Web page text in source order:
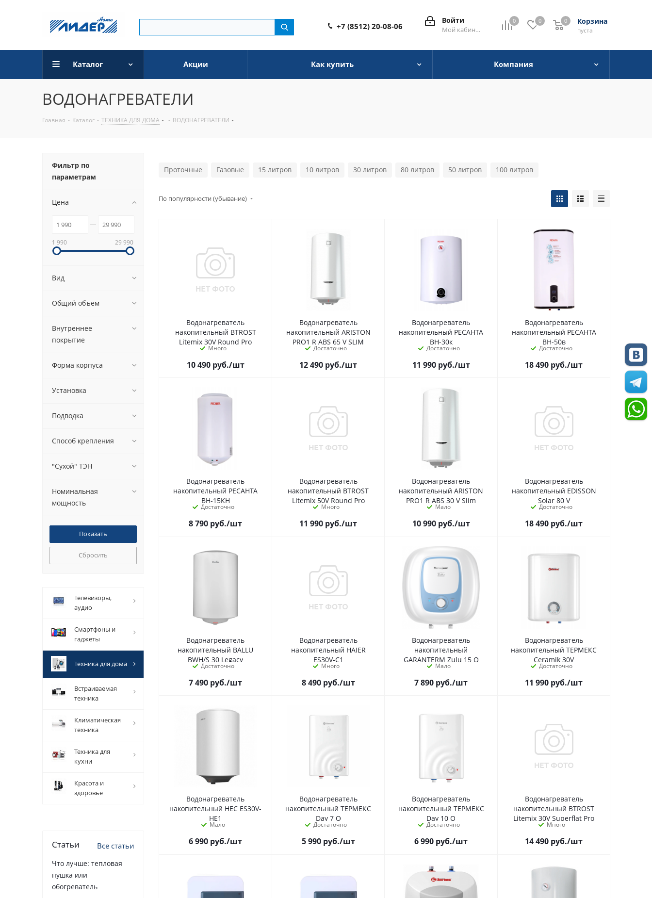
0 0 Корзина
0
пуста
0
Войти
Мой кабинет
+7 (8512) 20-08-06
Каталог Акции Как купить Компания
ВОДОНАГРЕВАТЕЛИ
Главная - Каталог - ТЕХНИКА ДЛЯ ДОМА - ВОДОНАГРЕВАТЕЛИ
Проточные Газовые 15 литров 10 литров 30 литров 80 литров 50 литров 100 литров
По популярности (убывание)
Водонагреватель
накопительный BTROST
Litemix 30V Round Pro
Много
10 490руб./шт
Водонагреватель
накопительный ARISTON
PRO1 R ABS 65 V SLIM
Достаточно
12 490 руб./шт
Водонагреватель
накопительный РЕСАНТА
ВН-30к
Достаточно
11 990руб./шт
Водонагреватель
накопительный РЕСАНТА
ВН-50в
Достаточно
18 490 руб./шт
Водонагреватель
накопительный РЕСАНТА
ВН-15КН
Достаточно
8 790 руб./шт
Водонагреватель
накопительный BTROST
Litemix 50V Round Pro
Много
11 990 руб./шт
Водонагреватель
накопительный ARISTON
PRO1 R ABS 30 V Slim
Мало
10 990руб./шт
Водонагреватель
накопительный EDISSON
Solar 80 V
Достаточно
18 490 руб./шт
Водонагреватель
накопительный BALLU
BWH/S 30 Legacy
Достаточно
7 490 руб./шт
Водонагреватель
накопительный HAIER
ES30V-C1
Много
8 490руб./шт
Водонагреватель
накопительный
GARANTERM Zulu 15 O
Мало
7 890 руб./шт
Водонагреватель
накопительный ТЕРМЕКС
Ceramik 30V
Достаточно
11 990 руб./шт
Водонагреватель
накопительный HEC ES30V-
HE1
Мало
6 990 руб./шт
Водонагреватель
накопительный ТЕРМЕКС
Day 7 O
Достаточно
5 990руб./шт
Водонагреватель
накопительный ТЕРМЕКС
Day 10 O
Достаточно
6 990 руб./шт
Водонагреватель
накопительный BTROST
Litemix 30V Superflat Pro
Много
14 490 руб./шт
Фильтр по
параметрам
Цена
1 990 29 990
Вид
Общий объем
Внутреннее
покрытие
Форма корпуса
Установка
Подводка
Способ крепления
"Сухой" ТЭН
Номинальная
мощность
Сбросить
телевизоры,
аудио
смартфоны и
гаджеты
техника для дома
встраиваемая
техника
климатическая
техника
техника для
кухни
красота и
здоровье
Статьи Все статьи
Что лучше: тепловая
пушка или
обогреватель